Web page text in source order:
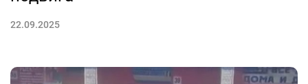
22.09.2025